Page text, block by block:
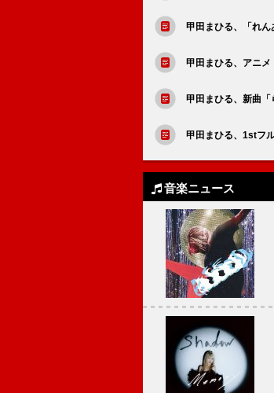
甲田まひる、「れん
甲田まひる、アニ
甲田まひる、新曲
甲田まひる、1stフ
音楽ニュース